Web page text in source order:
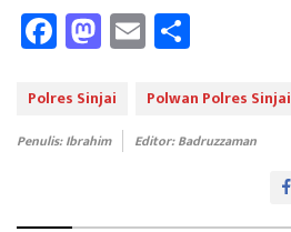
Fa
ce
b
oo
M
as
to
d
E
m
ail e
Polres Sinjai Polwan Polres Sinjai
Penulis: Ibrahim Editor: Badruzzaman